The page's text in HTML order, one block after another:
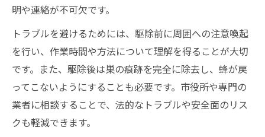
明や連絡が不可欠です。
トラブルを避けるためには、駆除前に周囲への注意喚起
を行い、作業時間や方法について理解を得ることが大切
です。また、駆除後は巣の痕跡を完全に除去し、蜂が戻
ってこないようにすることも必要です。市役所や専門の
業者に相談することで、法的なトラブルや安全面のリス
クも軽減できます。